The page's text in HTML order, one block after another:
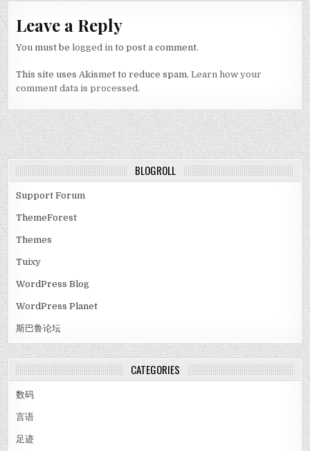
Leave a Reply
You must belogged in to post a comment.
This site uses Akismet to reduce spam.Learn how your
comment data is processed.
BLOGROLL
Support Forum
ThemeForest
Themes
Tuixy
WordPress Blog
WordPress Planet
斯巴鲁论坛
CATEGORIES
数码
言语
足迹